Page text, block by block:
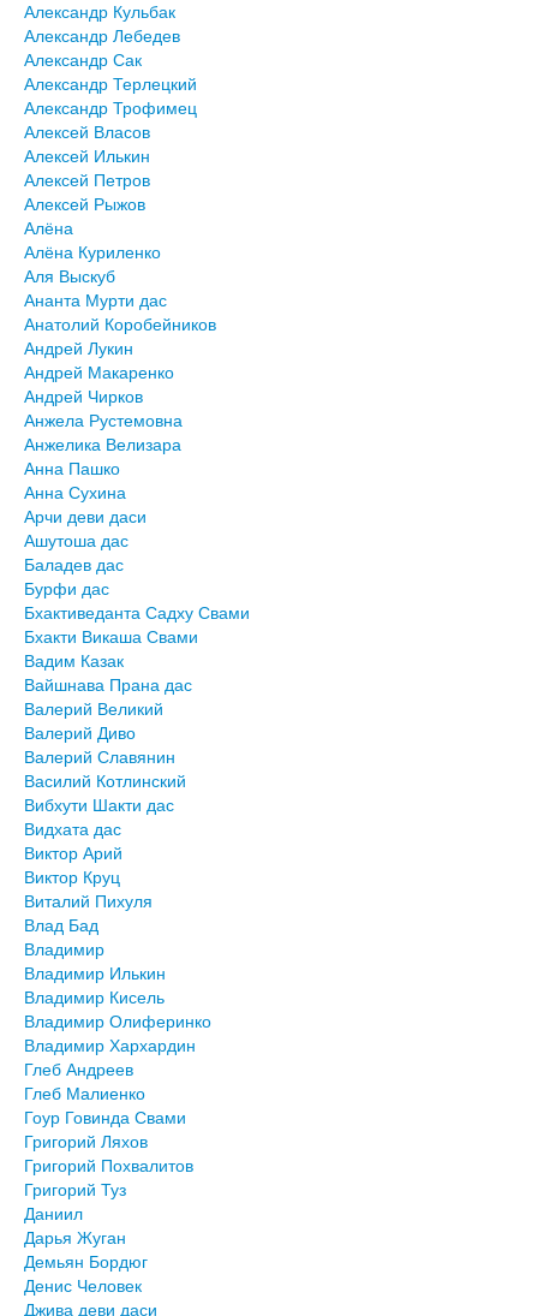
Александр Кульбак
Александр Лебедев
Александр Сак
Александр Терлецкий
Александр Трофимец
Алексей Власов
Алексей Илькин
Алексей Петров
Алексей Рыжов
Алёна
Алёна Куриленко
Аля Выскуб
Ананта Мурти дас
Анатолий Коробейников
Андрей Лукин
Андрей Макаренко
Андрей Чирков
Анжела Рустемовна
Анжелика Велизара
Анна Пашко
Анна Сухина
Арчи деви даси
Ашутоша дас
Баладев дас
Бурфи дас
Бхактиведанта Садху Свами
Бхакти Викаша Свами
Вадим Казак
Вайшнава Прана дас
Валерий Великий
Валерий Диво
Валерий Славянин
Василий Котлинский
Вибхути Шакти дас
Видхата дас
Виктор Арий
Виктор Круц
Виталий Пихуля
Влад Бад
Владимир
Владимир Илькин
Владимир Кисель
Владимир Олиферинко
Владимир Хархардин
Глеб Андреев
Глеб Малиенко
Гоур Говинда Свами
Григорий Ляхов
Григорий Похвалитов
Григорий Туз
Даниил
Дарья Жуган
Демьян Бордюг
Денис Человек
Джива деви даси